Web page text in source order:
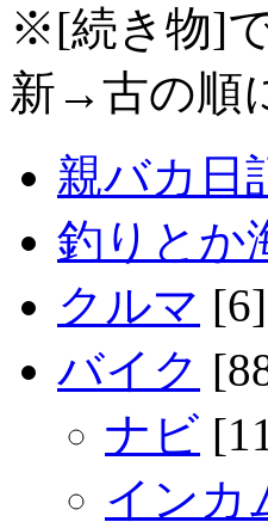
※[続き物]
新→古の順
親バカ日
釣りとか
クルマ [6]
バイク
ナビ
インカ